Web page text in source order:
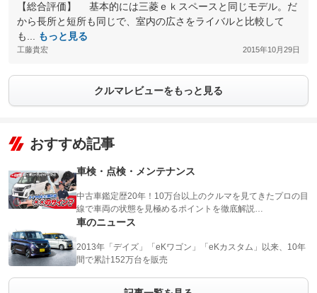
【総合評価】 基本的には三菱ｅｋスペースと同じモデル。だ
から長所と短所も同じで、室内の広さをライバルと比較して
も...
もっと見る
工藤貴宏 2015年10月29日
クルマレビューをもっと見る
おすすめ記事
車検・点検・メンテナンス
中古車鑑定歴20年！10万台以上のクルマを見てきたプロの目
線で車両の状態を見極めるポイントを徹底解説…
車のニュース
2013年「デイズ」「eKワゴン」「eKカスタム」以来、10年
間で累計152万台を販売